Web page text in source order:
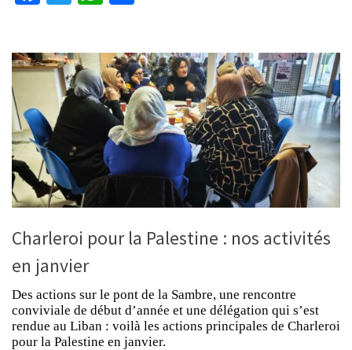
Charleroi pour la Palestine : nos activités
en janvier
Des actions sur le pont de la Sambre, une rencontre
conviviale de début d’année et une délégation qui s’est
rendue au Liban : voilà les actions principales de Charleroi
pour la Palestine en janvier.